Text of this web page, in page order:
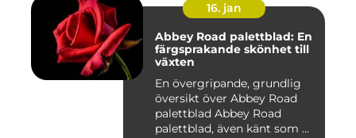
16. jan
Abbey Road palettblad: En
färgsprakande skönhet till
växten
En övergripande, grundlig
översikt över Abbey Road
palettblad Abbey Road
palettblad, även känt som ...